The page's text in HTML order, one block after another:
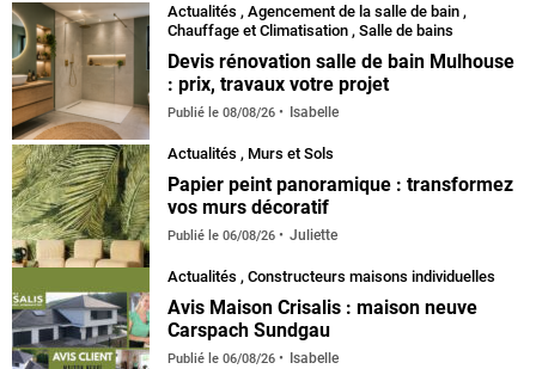
Actualités , Agencement de la salle de bain ,
Chauffage et Climatisation , Salle de bains
Devis rénovation salle de bain Mulhouse
: prix, travaux votre projet
Publié le 08/08/26 Isabelle
Actualités , Murs et Sols
Papier peint panoramique : transformez
vos murs décoratif
Publié le 06/08/26 Juliette
Actualités , Constructeurs maisons individuelles
Avis Maison Crisalis : maison neuve
Carspach Sundgau
Publié le 06/08/26 Isabelle